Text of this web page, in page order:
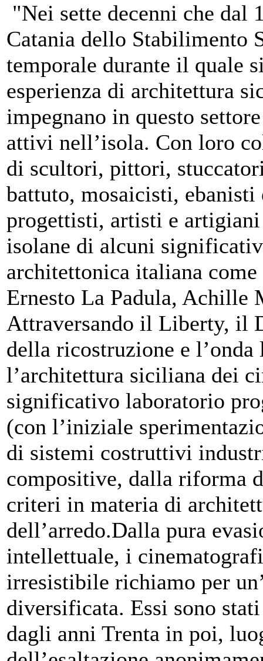
"Nei sette decenni che dal
Catania dello Stabilimento
temporale durante il quale
esperienza di architettura
impegnano in questo
attivi nell’isola. Con loro
di scultori, pittori,
battuto, mosaicisti,
progettisti, artisti e
isolane di alcuni
architettonica italiana
Ernesto La Padula,
Attraversando il Liberty, il
della ricostruzione e
l’architettura siciliana dei
significativo laboratorio
(con l’iniziale
di sistemi costruttivi
compositive, dalla riforma
criteri in materia di
dell’arredo.Dalla pura
intellettuale, i
irresistibile richiamo per
diversificata. Essi sono
dagli anni Trenta in poi,